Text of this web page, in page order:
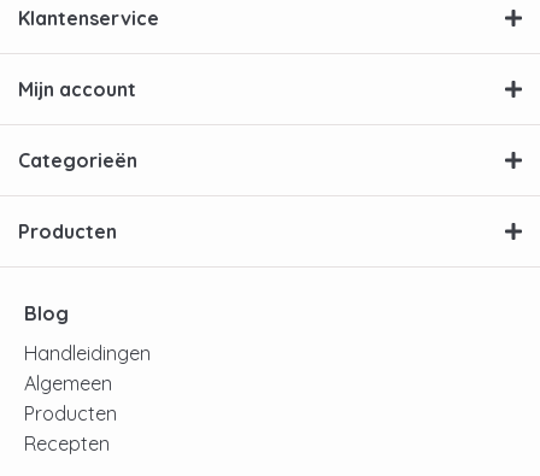
Klantenservice
Mijn account
Categorieën
Producten
Blog
Handleidingen
Algemeen
Producten
Recepten